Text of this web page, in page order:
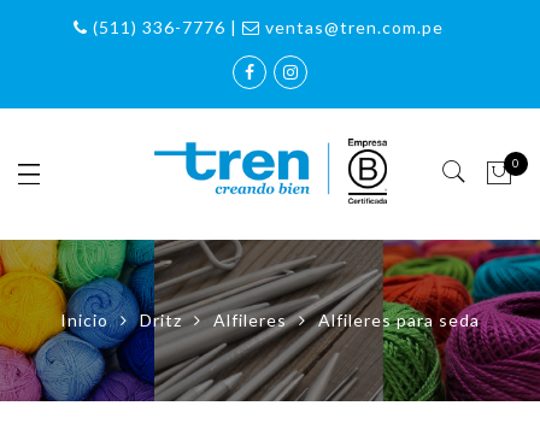
(511) 336-7776 | ventas@tren.com.pe
0
Inicio Dritz Alfileres Alfileres para seda